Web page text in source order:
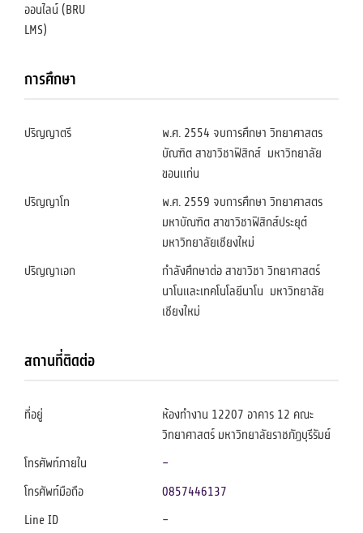
ออนไลน์ (BRU
LMS)
การศึกษา
ปริญญาตรี
พ.ศ. 2554 จบการศึกษา วิทยาศาสตร
บัณฑิต สาขาวิชาฟิสิกส์ มหาวิทยาลัย
ขอนแก่น
ปริญญาโท
พ.ศ. 2559 จบการศึกษา วิทยาศาสตร
มหาบัณฑิต สาขาวิชาฟิสิกส์ประยุต์
มหาวิทยาลัยเชียงใหม่
ปริญญาเอก
กำลังศึกษาต่อ สาขาวิชา วิทยาศาสตร์
นาโนและเทคโนโลยีนาโน มหาวิทยาลัย
เชียงใหม่
สถานที่ติดต่อ
ที่อยู่
ห้องทำงาน 12207 อาคาร 12 คณะ
วิทยาศาสตร์ มหาวิทยาลัยราชภัฏบุรีรัมย์
โทรศัพท์ภายใน
–
โทรศัพท์มือถือ
0857446137
Line ID
–